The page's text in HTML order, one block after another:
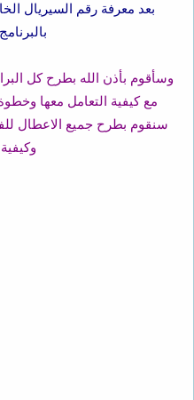
بعد معرفة رقم السيريال
وسأقوم بأذن الله بطرح كل
مع كيفية التعامل معها
سنقوم بطرح جميع الاعطال